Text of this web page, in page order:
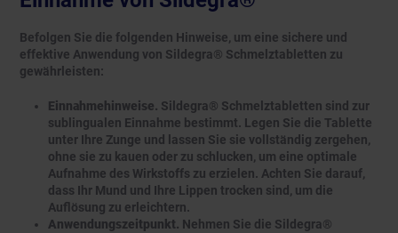
Befolgen Sie die folgenden Hinweise, um eine sichere und
effektive Anwendung von Sildegra® Schmelztabletten zu
gewährleisten:
Einnahmehinweise. Sildegra® Schmelztabletten sind zur
sublingualen Einnahme bestimmt. Legen Sie die Tablette
unter Ihre Zunge und lassen Sie sie vollständig zergehen,
ohne sie zu kauen oder zu schlucken, um eine optimale
Aufnahme des Wirkstoffs zu erzielen. Achten Sie darauf,
dass Ihr Mund und Ihre Lippen trocken sind, um die
Auflösung zu erleichtern.
Anwendungszeitpunkt. Nehmen Sie die Sildegra®